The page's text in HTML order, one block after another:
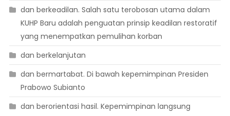
dan berkeadilan. Salah satu terobosan utama dalam
KUHP Baru adalah penguatan prinsip keadilan restoratif
yang menempatkan pemulihan korban
dan berkelanjutan
dan bermartabat. Di bawah kepemimpinan Presiden
Prabowo Subianto
dan berorientasi hasil. Kepemimpinan langsung